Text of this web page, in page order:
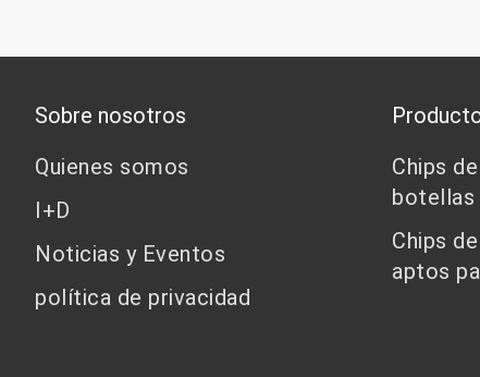
Sobre nosotros
Quienes somos
I+D
Noticias y Eventos
política de privacidad
Chips
botellas
Chips
aptos